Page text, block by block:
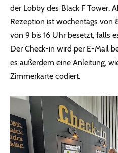
der Lobby des Black F Tower.
Rezeption ist wochentags von
von 9 bis 16 Uhr besetzt, falls
Der Check-in wird per E-Mail
es außerdem eine Anleitung,
Zimmerkarte codiert.